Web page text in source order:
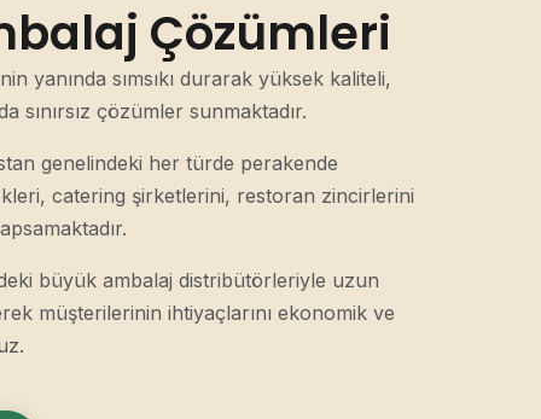
Çözümleri
yanında sımsıkı durarak yüksek kaliteli,
sınırsız çözümler sunmaktadır.
genelindeki her türde perakende
catering şirketlerini, restoran zincirlerini
büyük ambalaj distribütörleriyle uzun
müşterilerinin ihtiyaçlarını ekonomik ve